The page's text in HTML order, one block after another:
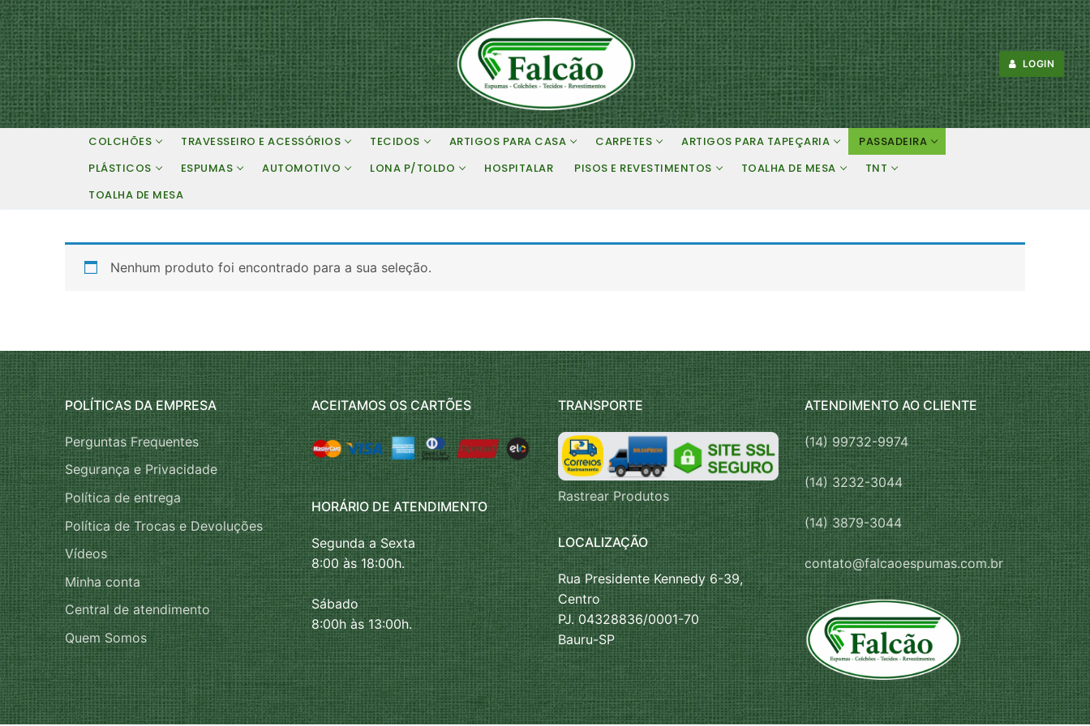
Pular
para
o
conteúdo
LOGIN
COLCHÕES TRAVESSEIRO E ACESSÓRIOS TECIDOS ARTIGOS PARA CASA CARPETES ARTIGOS PARA TAPEÇARIA
PASSADEIRA
PLÁSTICOS
ESPUMAS AUTOMOTIVO LONA P/TOLDO HOSPITALAR PISOS E REVESTIMENTOS TOALHA DE MESA
TNT
TOALHA DE MESA
Nenhum produto foi encontrado para a sua seleção.
POLÍTICAS DA EMPRESA
Perguntas Frequentes
Segurança e Privacidade
Política de entrega
Política de Trocas e Devoluções
Vídeos
Minha conta
Central de atendimento
Quem Somos
ACEITAMOS OS CARTÕES
HORÁRIO DE ATENDIMENTO
Segunda a Sexta
8:00 às 18:00h.
Sábado
8:00h às 13:00h.
TRANSPORTE
Rastrear Produtos
LOCALIZAÇÃO
Rua Presidente Kennedy 6-39,
Centro
PJ. 04328836/0001-70
Bauru-SP
ATENDIMENTO AO CLIENTE
(14) 99732-9974
(14) 3232-3044
(14) 3879-3044
contato@falcaoespumas.com.br